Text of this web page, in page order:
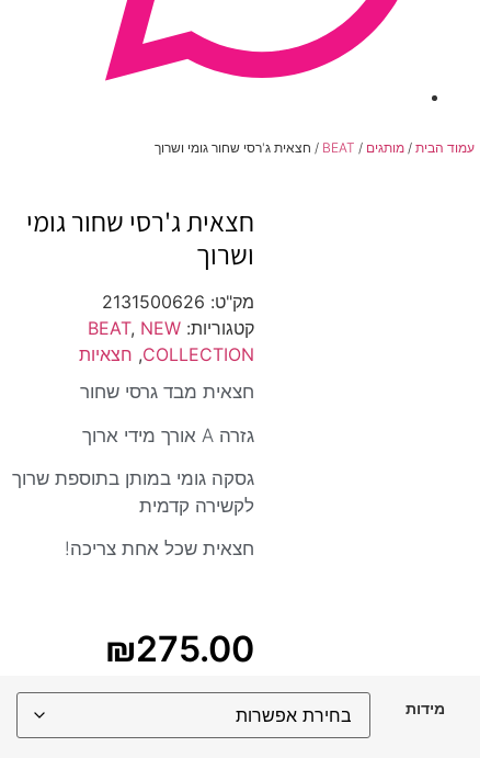
עמוד הבית / מותגים /
BEAT / חצאית ג'רסי שחור גומי ושרוך
חצאית ג'רסי שחור גומי
ושרוך
מק"ט: 2131500626
קטגוריות:
BEAT, NEW
COLLECTION
, חצאיות
חצאית מבד גרסי שחור
גזרה A אורך מידי ארוך
גסקה גומי במותן בתוספת שרוך
לקשירה קדמית
חצאית שכל אחת צריכה!
₪275.00
מידות